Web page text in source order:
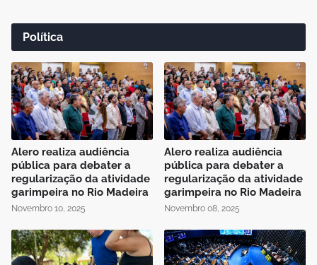
Política
Alero realiza audiência
pública para debater a
regularização da atividade
garimpeira no Rio Madeira
Novembro 10, 2025
Alero realiza audiência
pública para debater a
regularização da atividade
garimpeira no Rio Madeira
Novembro 08, 2025